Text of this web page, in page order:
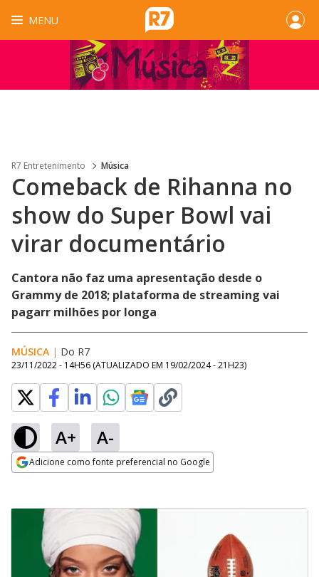
MENU
R7 Entretenimento Música
Comeback de Rihanna no
show do Super Bowl vai
virar documentário
Cantora não faz uma apresentação desde o
Grammy de 2018; plataforma de streaming vai
pagarr milhões por longa
MÚSICA | Do R7
23/11/2022 - 14H56 (ATUALIZADO EM 19/02/2024 - 21H23)
A+ A-
Adicione como fonte preferencial no Google